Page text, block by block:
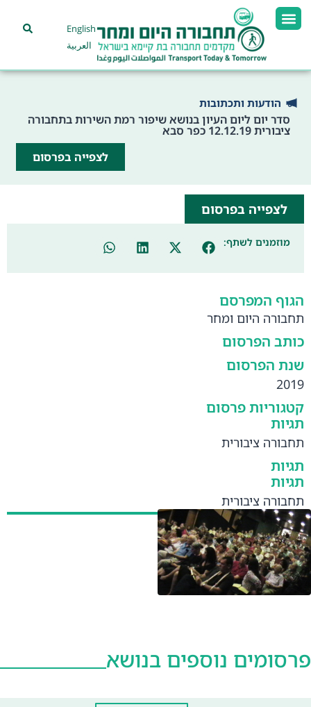
English
العربية
הודעות ותכתובות
סדר יום ליום העיון בנושא שיפור רמת השירות בתחבורה
ציבורית 12.12.19 כפר סבא
לצפייה בפרסום
לצפייה בפרסום
מוזמנים לשתף:
הגוף המפרסם
תחבורה היום ומחר
כותב הפרסום
שנת הפרסום
2019
קטגוריות פרסום
תגיות
תחבורה ציבורית
תגיות
תגיות
תחבורה ציבורית
פרסומים נוספים בנושא